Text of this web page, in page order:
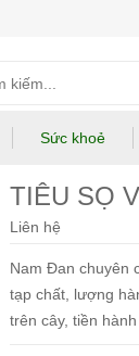
Sức khoẻ
TIÊU SỌ
Liên hệ
Nam Đan chuyên
tạp chất, lượng
trên cây, tiền